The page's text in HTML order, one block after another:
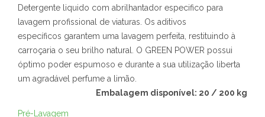
Detergente liquido com abrilhantador especifico para
lavagem profissional de viaturas. Os aditivos
específicos garantem uma lavagem perfeita, restituindo à
carroçaria o seu brilho natural. O GREEN POWER possui
óptimo poder espumoso e durante a sua utilização liberta
um agradável perfume a limão.
Embalagem disponível: 20 / 200 kg
Pré-Lavagem